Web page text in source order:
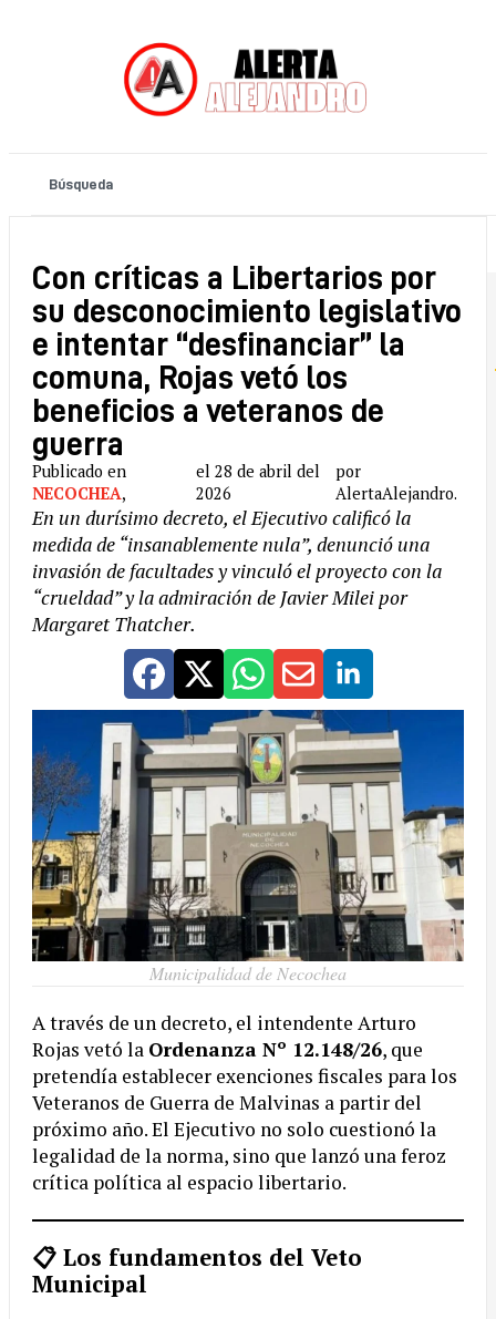
Con críticas a Libertarios por
su desconocimiento legislativo
e intentar “desfinanciar” la
comuna, Rojas vetó los
beneficios a veteranos de
guerra
Publicado en
NECOCHEA,
el 28 de abril del
2026
por
AlertaAlejandro.
En un durísimo decreto, el Ejecutivo calificó la
medida de “insanablemente nula”, denunció una
invasión de facultades y vinculó el proyecto con la
“crueldad” y la admiración de Javier Milei por
Margaret Thatcher.
Municipalidad de Necochea
A través de un decreto, el intendente Arturo
Rojas vetó la Ordenanza Nº 12.148/26, que
pretendía establecer exenciones fiscales para los
Veteranos de Guerra de Malvinas a partir del
próximo año. El Ejecutivo no solo cuestionó la
legalidad de la norma, sino que lanzó una feroz
crítica política al espacio libertario.
📋 Los fundamentos del Veto
Municipal